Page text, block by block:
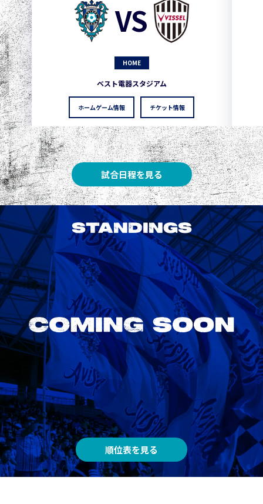
VS
HOME
ベスト電器スタジアム
ホームゲーム情報 チケット情報
試合日程を見る
STANDINGS
順位表を見る